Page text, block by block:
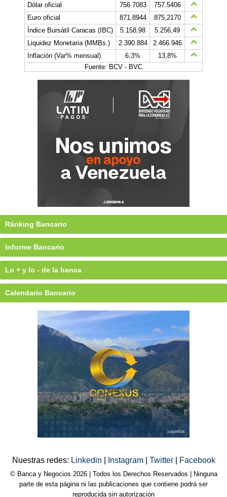
Dólar oficial
756.7083
757.5406
Euro oficial
871,8944
875,2170
Índice Bursátil Caracas (IBC)
5.158,98
5.256,49
Liquidez Monetaria (MMBs.)
2.390.884
2.466.946
Inflación (Var% mensual)
6,3%
13,8%
Fuente: BCV - BVC
Ránking Bancario
Informe Bancario
Lo + y lo - de la banca
Calendario Bancario
Nuestras redes: Linkedin Instagram Twitter Facebook
© Banca y Negocios 2026 | Todos los Derechos Reservados | Ninguna
parte de esta página ni las publicaciones que contiene podrá ser
reproducida sin autorización